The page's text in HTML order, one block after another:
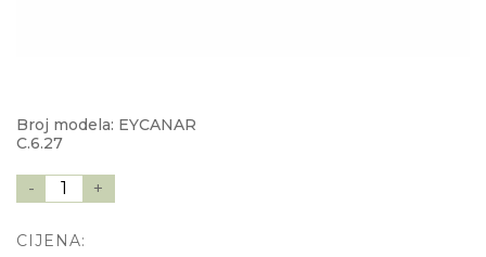
Broj modela: EYCANAR
C.6.27
- 1 +
CIJENA: